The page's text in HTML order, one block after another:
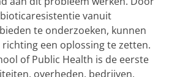
vanuit
te onderzoeken, kunnen
een oplossing te zetten.
of Public Health is de eerste
overheden, bedrijven,